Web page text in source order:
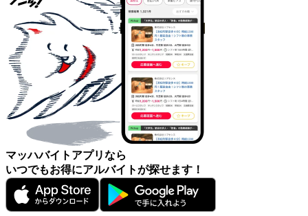
マッハバイトアプリなら
いつでもお得にアルバイトが探せます！